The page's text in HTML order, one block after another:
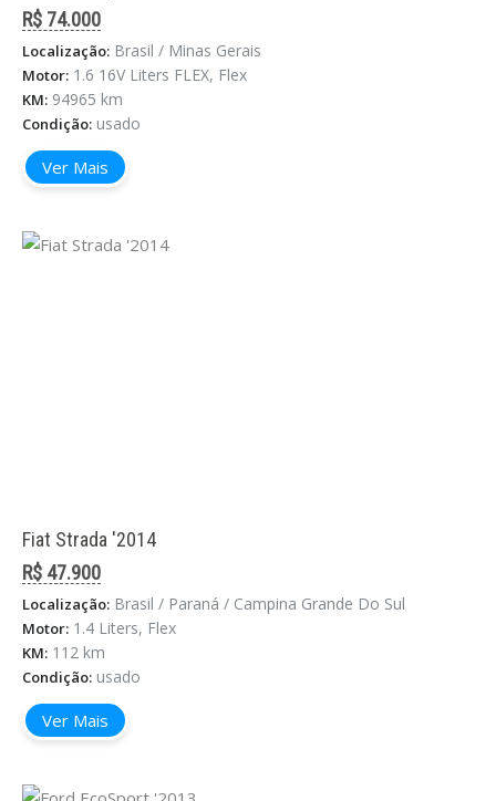
R$ 74.000
Localização: Brasil / Minas Gerais
Motor: 1.6 16V Liters FLEX, Flex
KM: 94965 km
Condição: usado
Ver Mais
Fiat Strada '2014
R$ 47.900
Localização: Brasil / Paraná / Campina Grande Do Sul
Motor: 1.4 Liters, Flex
KM: 112 km
Condição: usado
Ver Mais